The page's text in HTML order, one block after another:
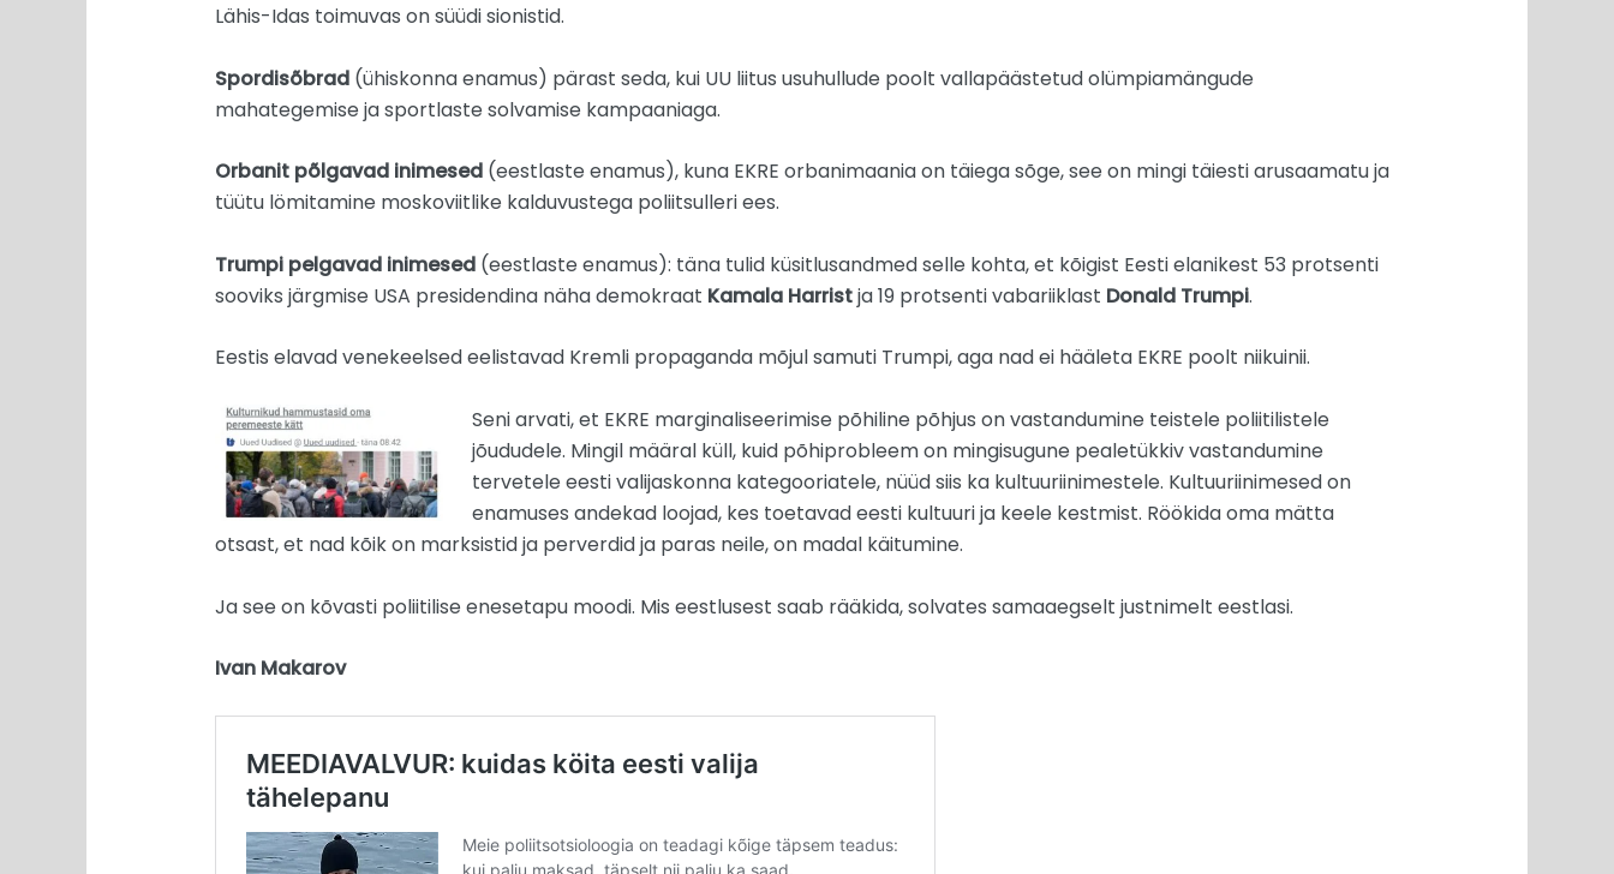
Lähis-Idas toimuvas on süüdi sionistid.
Spordisõbrad (ühiskonna enamus) pärast seda, kui UU liitus usuhullude poolt vallapäästetud olümpiamängude
mahategemise ja sportlaste solvamise kampaaniaga.
Orbanit põlgavad inimesed(eestlaste enamus), kuna EKRE orbanimaania on täiega sõge, see on mingi täiesti arusaamatu ja
tüütu lömitamine moskoviitlike kalduvustega poliitsulleri ees.
Trumpi pelgavad inimesed(eestlaste enamus): täna tulid küsitlusandmed selle kohta, et kõigist Eesti elanikest 53 protsenti
sooviks järgmise USA presidendina näha demokraat Kamala Harristja 19 protsenti vabariiklast Donald Trumpi.
Eestis elavad venekeelsed eelistavad Kremli propaganda mõjul samuti Trumpi, aga nad ei hääleta EKRE poolt niikuinii.
Seni arvati, et EKRE marginaliseerimise põhiline põhjus on vastandumine teistele poliitilistele
jõududele. Mingil määral küll, kuid põhiprobleem on mingisugune pealetükkiv vastandumine
tervetele eesti valijaskonna kategooriatele, nüüd siis ka kultuuriinimestele. Kultuuriinimesed on
enamuses andekad loojad, kes toetavad eesti kultuuri ja keele kestmist. Röökida oma mätta
otsast, et nad kõik on marksistid ja perverdid ja paras neile, on madal käitumine.
Ja see on kõvasti poliitilise enesetapu moodi. Mis eestlusest saab rääkida, solvates samaaegselt justnimelt eestlasi.
Ivan Makarov